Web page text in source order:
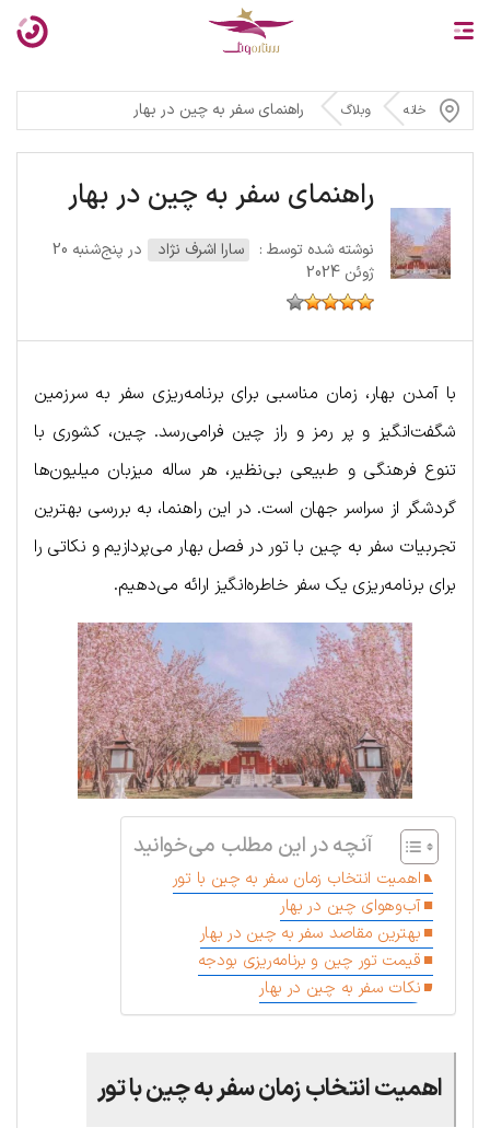
خانه وبلاگ راهنمای سفر به چین در بهار
راهنمای سفر به چین در بهار
نوشته شده توسط : سارا اشرف نژاد
در پنج‌شنبه 20
ژوئن 2024
با آمدن بهار، زمان مناسبی برای برنامه‌ریزی سفر به سرزمین
شگفت‌انگیز و پر رمز و راز چین فرامی‌رسد. چین، کشوری با
تنوع فرهنگی و طبیعی بی‌نظیر، هر ساله میزبان میلیون‌ها
گردشگر از سراسر جهان است. در این راهنما، به بررسی بهترین
تجربیات سفر به چین با تور در فصل بهار می‌پردازیم و نکاتی را
برای برنامه‌ریزی یک سفر خاطره‌انگیز ارائه می‌دهیم.
آنچه در این مطلب می‌خوانید
اهمیت انتخاب زمان سفر به چین با تور
آب‌وهوای چین در بهار
بهترین مقاصد سفر به چین در بهار
قیمت تور چین و برنامه‌ریزی بودجه
نکات سفر به چین در بهار
اهمیت انتخاب زمان سفر به چین با تور